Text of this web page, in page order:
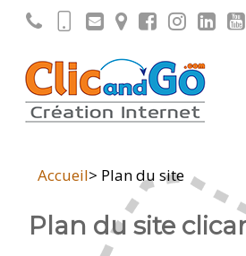
Accueil> Plan du site
Plan du site